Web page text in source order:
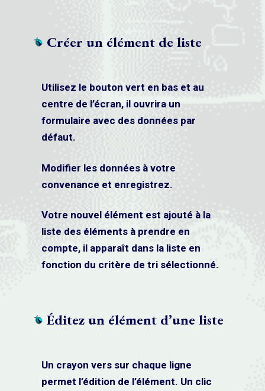
Créer un élément de liste
Utilisez le bouton vert en bas et au
centre de l’écran, il ouvrira un
formulaire avec des données par
défaut.
Modifier les données à votre
convenance et enregistrez.
Votre nouvel élément est ajouté à la
liste des éléments à prendre en
compte, il apparaît dans la liste en
fonction du critère de tri sélectionné.
Éditez un élément d’une liste
Un crayon vers sur chaque ligne
permet l’édition de l’élément. Un clic